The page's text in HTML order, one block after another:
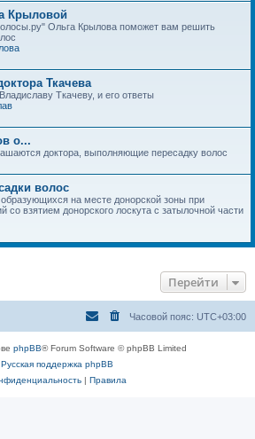
Крыловой
Ольга Крылова поможет вам решить
Ткачева
Ткачеву, и его ответы
о...
доктора, выполняющие пересадку волос
волос
на месте донорской зоны при
со взятием донорского лоскута с затылочной части
Перейти
Часовой пояс: UTC+03:00
phpBB® Forum Software © phpBB Limited
Русская поддержка phpBB
| Правила